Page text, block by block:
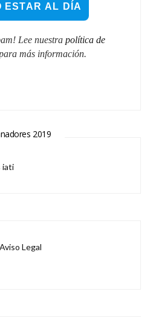
Lee nuestra política de
más información.
2019
Aviso Legal